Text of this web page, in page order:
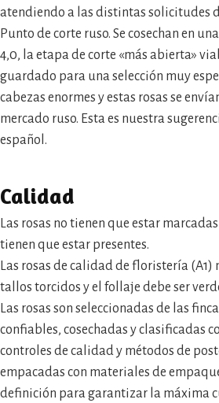
atendiendo a las distintas solicitudes
Punto de corte ruso. Se cosechan en
4,0, la etapa de corte «más abierta»
guardado para una selección muy
cabezas enormes y estas rosas se
mercado ruso. Esta es nuestra
español.
Calidad
Las rosas no tienen que estar
tienen que estar presentes.
Las rosas de calidad de floristería (A1)
tallos torcidos y el follaje debe ser
Las rosas son seleccionadas de las
confiables, cosechadas y clasificadas
controles de calidad y métodos de
empacadas con materiales de
definición para garantizar la máxima